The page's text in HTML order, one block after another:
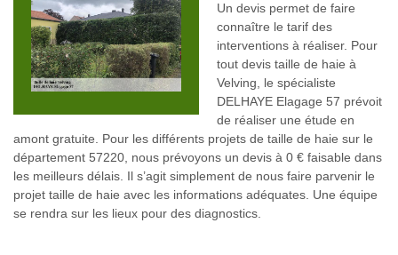
Un devis permet de faire
connaître le tarif des
interventions à réaliser. Pour
tout devis taille de haie à
Velving, le spécialiste
DELHAYE Elagage 57 prévoit
de réaliser une étude en
amont gratuite. Pour les différents projets de taille de haie sur le
département 57220, nous prévoyons un devis à 0 € faisable dans
les meilleurs délais. Il s’agit simplement de nous faire parvenir le
projet taille de haie avec les informations adéquates. Une équipe
se rendra sur les lieux pour des diagnostics.